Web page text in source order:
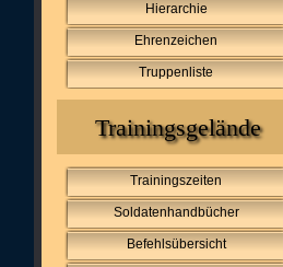
Hierarchie
Ehrenzeichen
Truppenliste
Trainingsgelände
Trainingszeiten
Soldatenhandbücher
Befehlsübersicht